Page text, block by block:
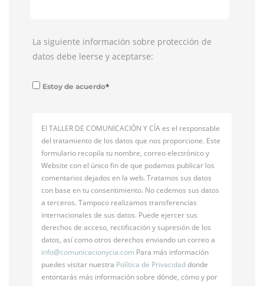
La siguiente información sobre protección de
datos debe leerse y aceptarse:
Estoy de acuerdo*
El TALLER DE COMUNICACIÓN Y CÍA es el responsable
del tratamiento de los datos que nos proporcione. Este
formulario recopila tu nombre, correo electrónico y
Website con el único fin de que podamos publicar los
comentarios dejados en la web. Tratamos sus datos
con base en tu consentimiento. No cedemos sus datos
a terceros. Tampoco realizamos transferencias
internacionales de sus datos. Puede ejercer sus
derechos de acceso, rectificación y supresión de los
datos, así como otros derechos enviando un correo a
info@comunicacionycia.com Para más información
puedes visitar nuestra Política de Privacidaddonde
entontarás más información sobre dónde, cómo y por